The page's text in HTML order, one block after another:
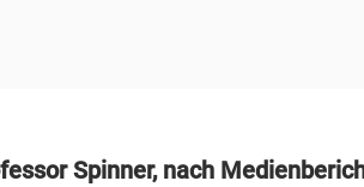
Spinner, nach